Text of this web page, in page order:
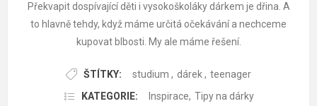
Překvapit dospívající děti i vysokoškoláky dárkem je dřina. A
to hlavně tehdy, když máme určitá očekávání a nechceme
kupovat blbosti. My ale máme řešení.
ŠTÍTKY: studium , dárek, teenager
KATEGORIE:
Inspirace, Tipy na dárky